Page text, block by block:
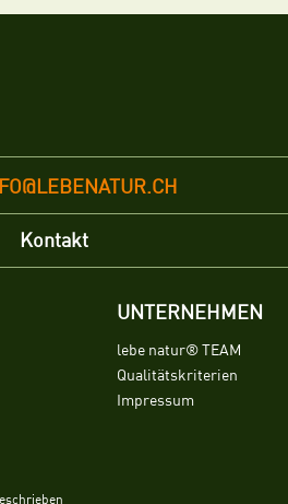
Kontakt
UNTERNEHMEN
lebe natur® TEAM
Qualitätskriterien
Impressum